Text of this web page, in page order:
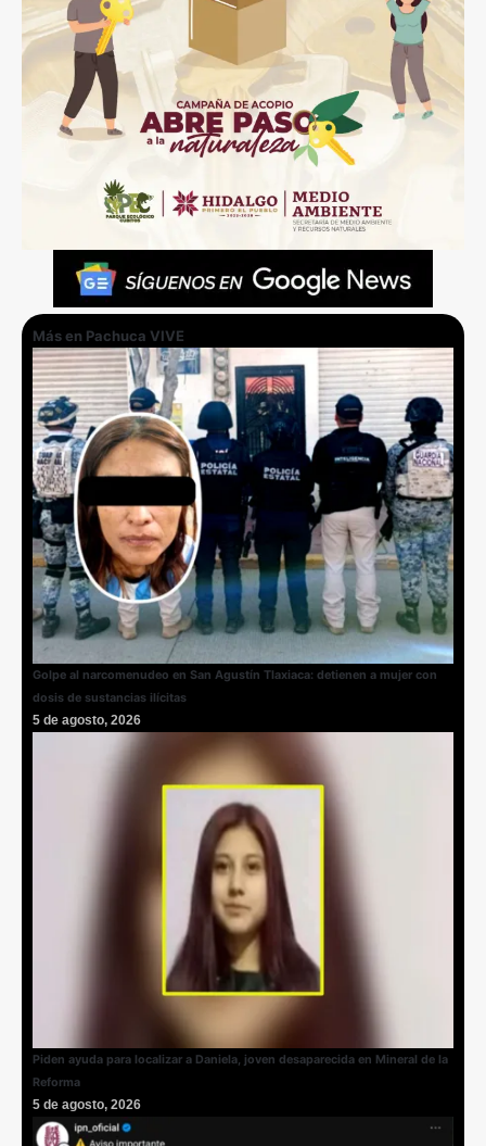
Más en Pachuca VIVE
Golpe al narcomenudeo en San Agustín Tlaxiaca: detienen a mujer con
dosis de sustancias ilícitas
5 de agosto, 2026
Piden ayuda para localizar a Daniela, joven desaparecida en Mineral de la
Reforma
5 de agosto, 2026